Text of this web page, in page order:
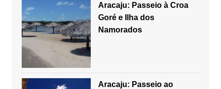
Aracaju: Passeio à Croa
Goré e Ilha dos
Namorados
Aracaju: Passeio ao